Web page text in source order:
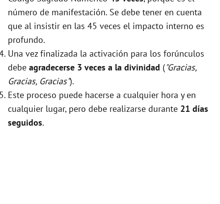
número de manifestación. Se debe tener en cuenta
que al insistir en las 45 veces el impacto interno es
profundo.
Una vez finalizada la activación para los forúnculos
debe agradecerse 3 veces a la divinidad ("Gracias,
Gracias, Gracias").
Este proceso puede hacerse a cualquier hora y en
cualquier lugar, pero debe realizarse durante 21 días
seguidos.